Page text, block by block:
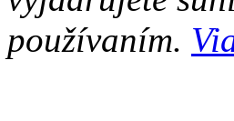
používaním.